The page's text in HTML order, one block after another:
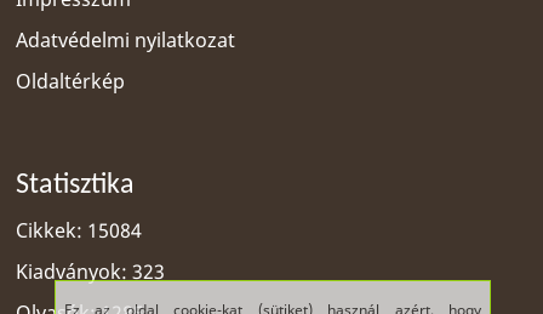
Ez az oldal cookie-kat (sütiket) használ azért, hogy
Adatvédelmi nyilatkozat
Oldaltérkép
Statisztika
Cikkek: 15084
Kiadványok: 323